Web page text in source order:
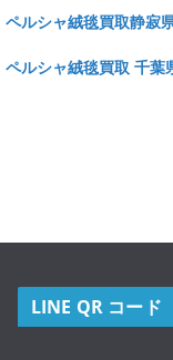
ペルシャ絨毯買取静寂
ペルシャ絨毯買取 千葉
LINE QR コード